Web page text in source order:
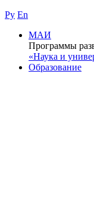
Ру En
МАИ
Программы
«Наука и
Образование